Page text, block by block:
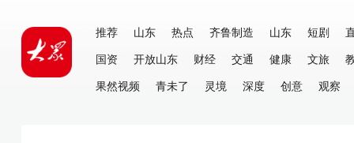
推荐 山东 热点 齐鲁制造 山东 短剧
国资
开放山东 财经 交通 健康 文旅
果然视频
青未了 灵境 深度 创意 观察